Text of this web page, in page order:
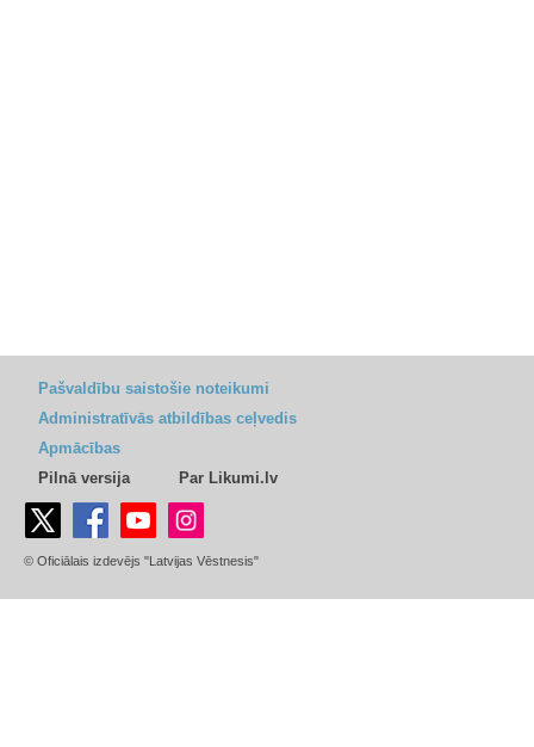
Pašvaldību saistošie noteikumi
Administratīvās atbildības ceļvedis
Apmācības
Pilnā versija
Par Likumi.lv
© Oficiālais izdevējs "Latvijas Vēstnesis"